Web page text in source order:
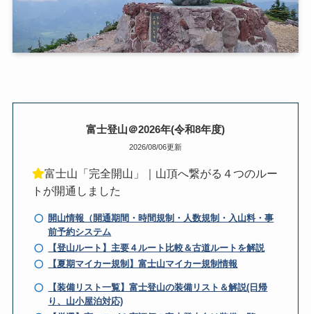
富士登山＠2026年(令和8年度)
2026/08/06更新
富士山「完全開山」｜山頂へ繋がる４つのルー
トが開通しました
開山情報（開通期間・時間規制・人数規制・入山料・事
前予約システム
【登山ルート】主要４ルート比較＆古道ルートを解説
【夏期マイカー規制】富士山マイカー規制情報
【装備リスト一覧】富士登山の装備リスト＆解説(日帰
り、山小屋泊対応)